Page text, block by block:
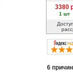
3380
1 шт
6